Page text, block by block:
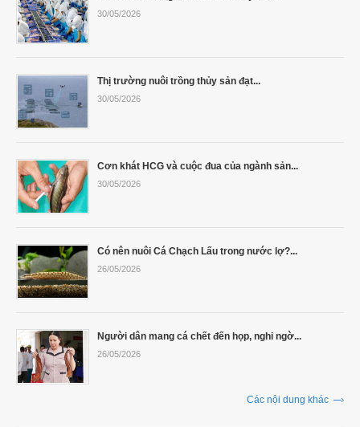
30/05/2026
Thị trường nuôi trồng thủy sản đạt...
30/05/2026
Cơn khát HCG và cuộc đua của ngành sản...
30/05/2026
Có nên nuôi Cá Chạch Lấu trong nước lợ?...
26/05/2026
Người dân mang cá chết đến họp, nghi ngờ...
26/05/2026
Các nội dung khác